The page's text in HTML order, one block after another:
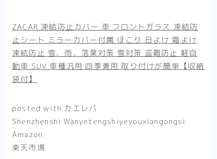
ZACAR 凍結防止カバー 車 フロントガラス 凍結防
止シート ミラーカバー付属 ほこり 日よけ 霜よけ
凍結防止 雪、雨、落葉対策 雪対策 盗難防止 軽自
動車 SUV 車種汎用 四季兼用 取り付けが簡単【収納
袋付】
posted with カエレバ
Shenzhenshi Wanyetengshiyeyouxiangongsi
Amazon
楽天市場